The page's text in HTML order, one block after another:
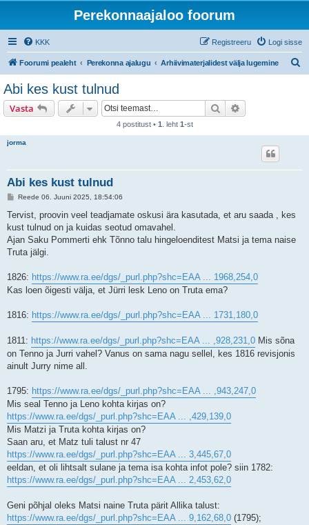
Perekonnaajaloo foorum
KKK Logi sisse
Registreeru
Foorumi pealeht Perekonna ajalugu Arhiivimaterjalidest välja lugemine
Abi kes kust tulnud
Vasta Otsi
4 postitust • 1 . leht 1-st
jorma
Abi kes kust tulnud
P
s
i
t
s
Reede 06. Juuni 2025, 18:54:06
Tervist, proovin veel teadjamate oskusi ära kasutada, et aru saada , kes
kust tulnud on ja kuidas seotud omavahel.
Ajan Saku Pommerti ehk Tõnno talu hingeloenditest Matsi ja tema naise
Truta jälgi.
1826: https://www.ra.ee/dgs/_purl.php?shc=EAA ... 1968,254,0
Kas loen õigesti välja, et Jürri lesk Leno on Truta ema?
1816: https://www.ra.ee/dgs/_purl.php?shc=EAA ... 1731,180,0
1811: https://www.ra.ee/dgs/_purl.php?shc=EAA ... ,928,231,0 Mis sõna
on Tenno ja Jurri vahel? Vanus on sama nagu sellel, kes 1816 revisjonis
ainult Jurry nime all.
1795: https://www.ra.ee/dgs/_purl.php?shc=EAA ... ,943,247,0
Mis seal Tenno ja Leno kohta kirjas on?
https://www.ra.ee/dgs/_purl.php?shc=EAA ... ,429,139,0
Mis Matzi ja Truta kohta kirjas on?
Saan aru, et Matz tuli talust nr 47
https://www.ra.ee/dgs/_purl.php?shc=EAA ... 3,445,67,0
eeldan, et oli lihtsalt sulane ja tema isa kohta infot pole? siin 1782:
https://www.ra.ee/dgs/_purl.php?shc=EAA ... 2,453,62,0
Geni põhjal oleks Matsi naine Truta pärit Allika talust:
https://www.ra.ee/dgs/_purl.php?shc=EAA ... 9,162,68,0 (1795);